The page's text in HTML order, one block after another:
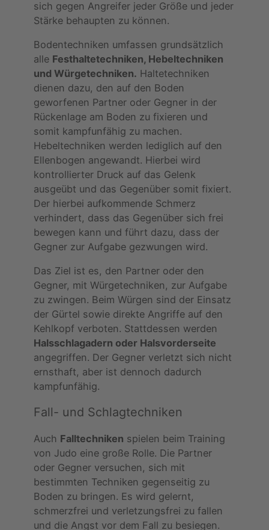
sich gegen Angreifer jeder Größe und jeder
Stärke behaupten zu können.
Bodentechniken umfassen grundsätzlich
alle Festhaltetechniken, Hebeltechniken
und Würgetechniken. Haltetechniken
dienen dazu, den auf den Boden
geworfenen Partner oder Gegner in der
Rückenlage am Boden zu fixieren und
somit kampfunfähig zu machen.
Hebeltechniken werden lediglich auf den
Ellenbogen angewandt. Hierbei wird
kontrollierter Druck auf das Gelenk
ausgeübt und das Gegenüber somit fixiert.
Der hierbei aufkommende Schmerz
verhindert, dass das Gegenüber sich frei
bewegen kann und führt dazu, dass der
Gegner zur Aufgabe gezwungen wird.
Das Ziel ist es, den Partner oder den
Gegner, mit Würgetechniken, zur Aufgabe
zu zwingen. Beim Würgen sind der Einsatz
der Gürtel sowie direkte Angriffe auf den
Kehlkopf verboten. Stattdessen werden
Halsschlagadern oder Halsvorderseite
angegriffen. Der Gegner verletzt sich nicht
ernsthaft, aber ist dennoch dadurch
kampfunfähig.
Fall- und Schlagtechniken
Auch Falltechniken spielen beim Training
von Judo eine große Rolle. Die Partner
oder Gegner versuchen, sich mit
bestimmten Techniken gegenseitig zu
Boden zu bringen. Es wird gelernt,
schmerzfrei und verletzungsfrei zu fallen
und die Angst vor dem Fall zu besiegen.